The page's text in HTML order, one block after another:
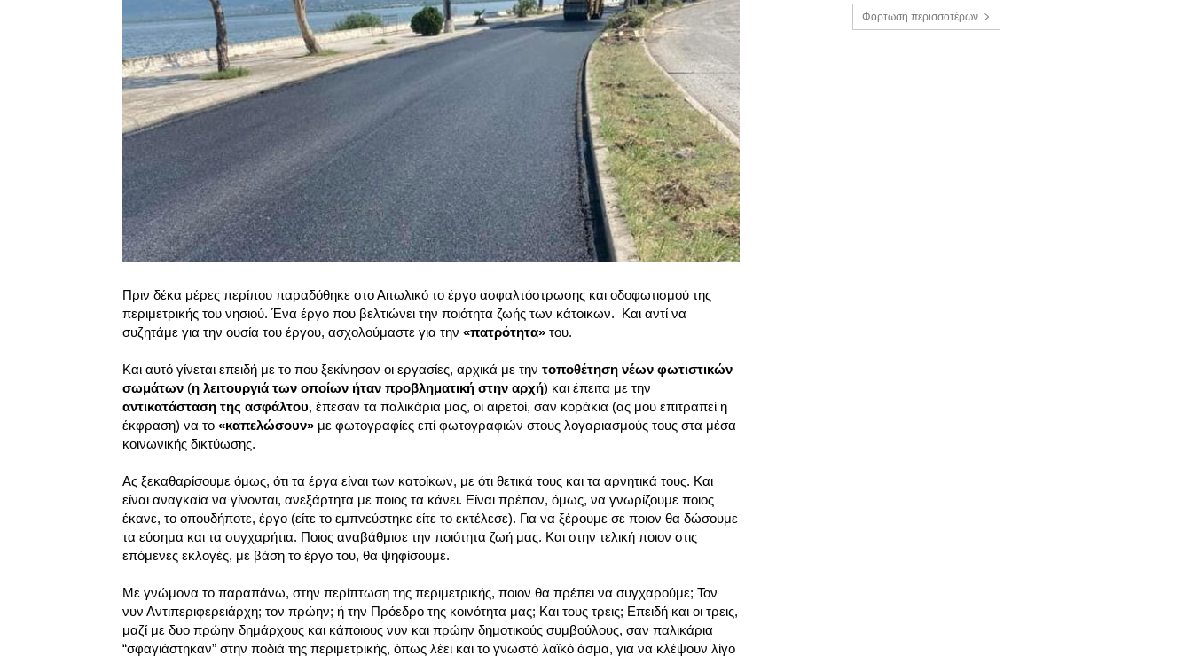
Πριν δέκα μέρες περίπου παραδόθηκε στο Αιτωλικό το έργο ασφαλτόστρωσης και οδοφωτισμού της
περιμετρικής του νησιού. Ένα έργο που βελτιώνει την ποιότητα ζωής των κάτοικων. Και αντί να
συζητάμε για την ουσία του έργου, ασχολούμαστε για την «πατρότητα» του.
Και αυτό γίνεται επειδή με το που ξεκίνησαν οι εργασίες, αρχικά με την τοποθέτηση νέων φωτιστικών
σωμάτων (η λειτουργιά των οποίων ήταν προβληματική στην αρχή) και έπειτα με την
αντικατάσταση της ασφάλτου, έπεσαν τα παλικάρια μας, οι αιρετοί, σαν κοράκια (ας μου επιτραπεί η
έκφραση) να το «καπελώσουν» με φωτογραφίες επί φωτογραφιών στους λογαριασμούς τους στα μέσα
κοινωνικής δικτύωσης.
Ας ξεκαθαρίσουμε όμως, ότι τα έργα είναι των κατοίκων, με ότι θετικά τους και τα αρνητικά τους. Και
είναι αναγκαία να γίνονται, ανεξάρτητα με ποιος τα κάνει. Είναι πρέπον, όμως, να γνωρίζουμε ποιος
έκανε, το οπουδήποτε, έργο (είτε το εμπνεύστηκε είτε το εκτέλεσε). Για να ξέρουμε σε ποιον θα δώσουμε
τα εύσημα και τα συγχαρήτια. Ποιος αναβάθμισε την ποιότητα ζωή μας. Και στην τελική ποιον στις
επόμενες εκλογές, με βάση το έργο του, θα ψηφίσουμε.
Με γνώμονα το παραπάνω, στην περίπτωση της περιμετρικής, ποιον θα πρέπει να συγχαρούμε; Τον
νυν Αντιπεριφερειάρχη; τον πρώην; ή την Πρόεδρο της κοινότητα μας; Και τους τρεις; Επειδή και οι τρεις,
μαζί με δυο πρώην δημάρχους και κάποιους νυν και πρώην δημοτικούς συμβούλους, σαν παλικάρια
“σφαγιάστηκαν” στην ποδιά της περιμετρικής, όπως λέει και το γνωστό λαϊκό άσμα, για να κλέψουν λίγο
Φόρτωση περισσοτέρων